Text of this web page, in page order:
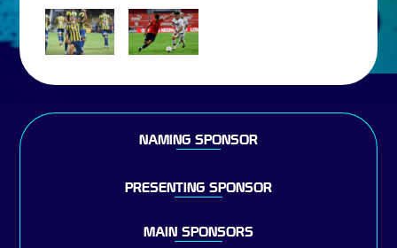
NAMING SPONSOR
PRESENTING SPONSOR
MAIN SPONSORS